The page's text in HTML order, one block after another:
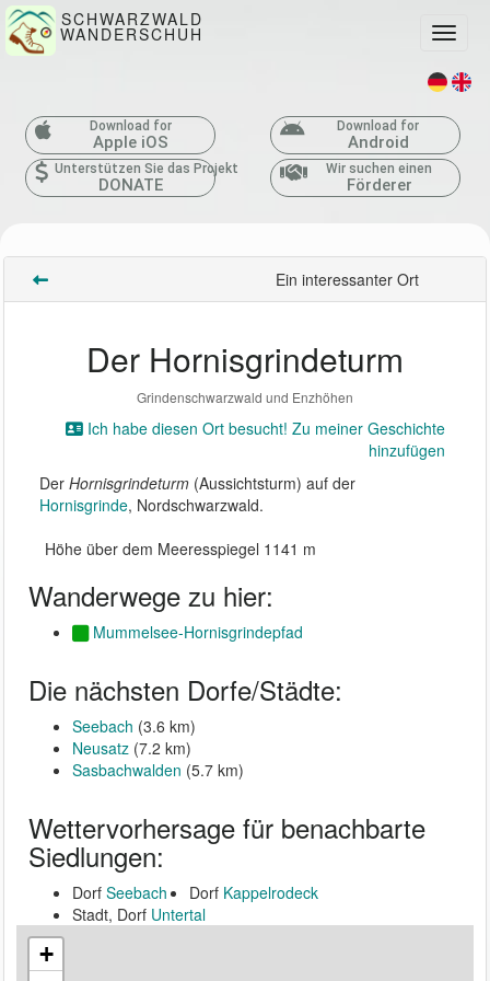
SCHWARZWALD
WANDERSCHUH
Download for
Apple iOS
Download for
Android
Unterstützen Sie das Projekt
DONATE
Wir suchen einen
Förderer
Ein interessanter Ort
Der Hornisgrindeturm
Grindenschwarzwald und Enzhöhen
Ich habe diesen Ort besucht! Zu meiner Geschichte
hinzufügen
Der Hornisgrindeturm (Aussichtsturm) auf der
Hornisgrinde, Nordschwarzwald.
Höhe über dem Meeresspiegel 1141 m
Wanderwege zu hier:
Mummelsee-Hornisgrindepfad
Die nächsten Dorfe/Städte:
Seebach (3.6 km)
Neusatz (7.2 km)
Sasbachwalden (5.7 km)
Wettervorhersage für benachbarte
Siedlungen:
Dorf Seebach Dorf Kappelrodeck
Stadt, Dorf Untertal
+